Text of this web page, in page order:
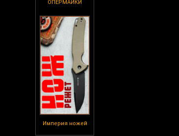
ОПЕРМАЙКИ
Империя ножей